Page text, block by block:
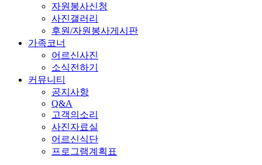
자원봉사신청
사진갤러리
후원/자원봉사게시판
가족코너
어르신사진
소식전하기
커뮤니티
공지사항
Q&A
고객의소리
사진자료실
어르신식단
프로그램계획표